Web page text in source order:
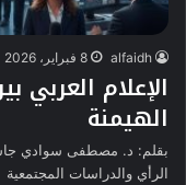
alfaidh 8 فبراير، 2026
الإعلام العربي
الهيمنة
بقلم: د. مصطفى سوادي
الرأي والدراسات